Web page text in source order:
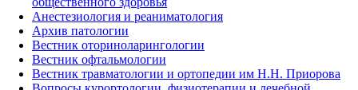
Анестезиология и реаниматология
Архив патологии
Вестник оториноларингологии
Вестник офтальмологии
Вестник травматологии и ортопедии им Н.Н. Приорова